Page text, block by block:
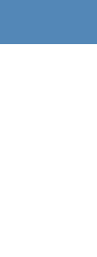
Pravogolosa